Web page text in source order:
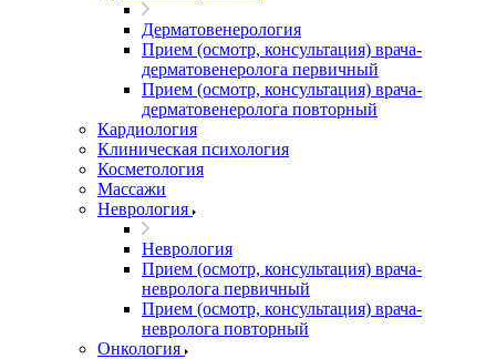
Дерматовенерология
Прием (осмотр, консультация) врача-
дерматовенеролога первичный
Прием (осмотр, консультация) врача-
дерматовенеролога повторный
Кардиология
Клиническая психология
Косметология
Массажи
Неврология
Неврология
Прием (осмотр, консультация) врача-
невролога первичный
Прием (осмотр, консультация) врача-
невролога повторный
Онкология